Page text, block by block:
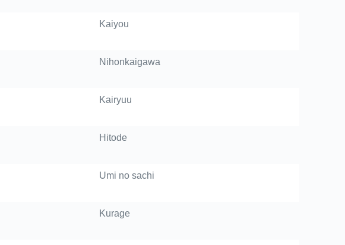
Kaiyou
Nihonkaigawa
Kairyuu
Hitode
Umi no sachi
Kurage